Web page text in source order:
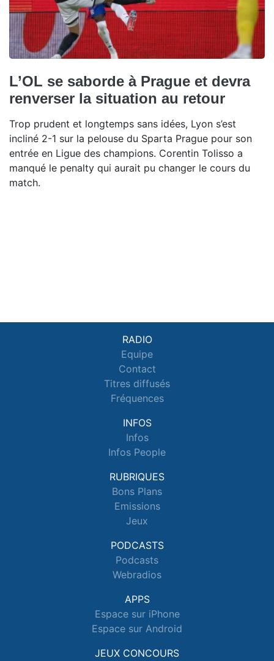
L’OL se saborde à Prague et devra
renverser la situation au retour
Trop prudent et longtemps sans idées, Lyon s’est
incliné 2-1 sur la pelouse du Sparta Prague pour son
entrée en Ligue des champions. Corentin Tolisso a
manqué le penalty qui aurait pu changer le cours du
match.
RADIO
Equipe
Contact
Titres diffusés
Fréquences
INFOS
Infos
Infos People
RUBRIQUES
Bons Plans
Emissions
Jeux
PODCASTS
Podcasts
Webradios
APPS
Espace sur iPhone
Espace sur Android
JEUX CONCOURS